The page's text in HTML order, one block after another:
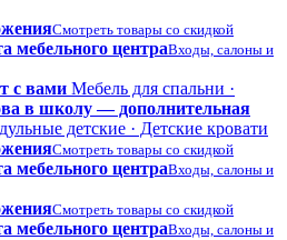
Смотреть товары со скидкой
мебельного центраВходы, салоны и
с вами Мебель для спальни ·
в школу — дополнительная
детские · Детские кровати
Смотреть товары со скидкой
мебельного центраВходы, салоны и
Смотреть товары со скидкой
мебельного центраВходы, салоны и